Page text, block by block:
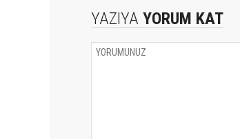
YAZIYA YORUM KAT